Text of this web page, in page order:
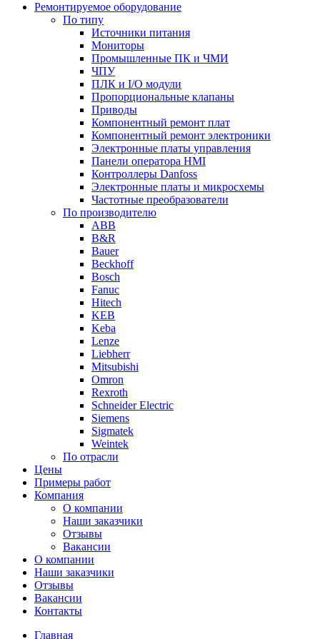
Ремонтируемое оборудование
По типу
Источники питания
Мониторы
Промышленные ПК и ЧМИ
ЧПУ
ПЛК и I/O модули
Пропорциональные клапаны
Приводы
Компонентный ремонт плат
Компонентный ремонт электроники
Электронные платы управления
Панели оператора HMI
Контроллеры Danfoss
Электронные платы и микросхемы
Частотные преобразователи
По производителю
ABB
B&R
Bauer
Beckhoff
Bosch
Fanuc
Hitech
KEB
Keba
Lenze
Liebherr
Mitsubishi
Omron
Rexroth
Schneider Electric
Siemens
Sigmatek
Weintek
По отрасли
Цены
Примеры работ
Компания
О компании
Наши заказчики
Отзывы
Вакансии
О компании
Наши заказчики
Отзывы
Вакансии
Контакты
Главная